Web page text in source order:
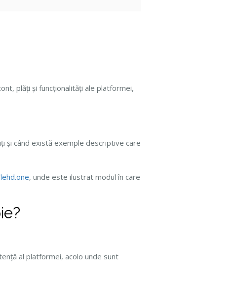
plăți și funcționalități ale platformei,
și când există exemple descriptive care
, unde este ilustrat modul în care
al platformei, acolo unde sunt